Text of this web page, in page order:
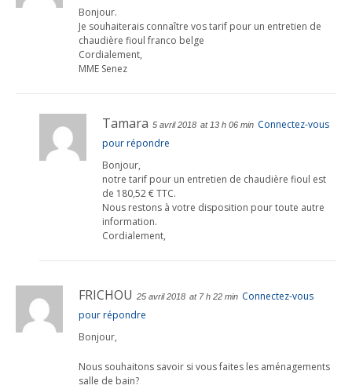
Bonjour.
Je souhaiterais connaître vos tarif pour un entretien de
chaudière fioul franco belge
Cordialement,
MME Senez
Tamara 5 avril 2018 at 13 h 06 min Connectez-vous
pour répondre
Bonjour,
notre tarif pour un entretien de chaudière fioul est
de 180,52 € TTC.
Nous restons à votre disposition pour toute autre
information.
Cordialement,
FRICHOU 25 avril 2018 at 7 h 22 min Connectez-vous
pour répondre
Bonjour,
Nous souhaitons savoir si vous faites les aménagements
salle de bain?